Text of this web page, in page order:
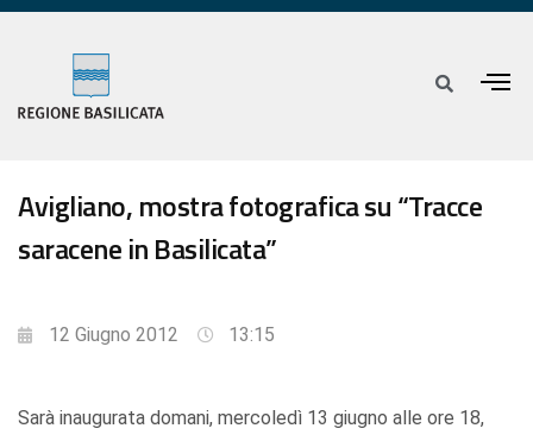
Avigliano, mostra fotografica su “Tracce
saracene in Basilicata”
12 Giugno 2012 13:15
Sarà inaugurata domani, mercoledì 13 giugno alle ore 18,